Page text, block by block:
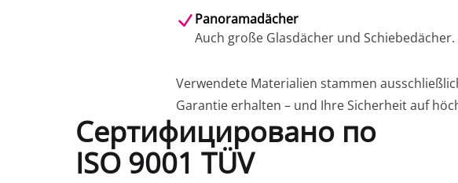
Panoramadächer
Auch große Glasdächer und Schiebedächer.
Verwendete Materialien stammen
Garantie erhalten – und Ihre Sicherheit auf
Сертифицировано по
ISO 9001 TÜV